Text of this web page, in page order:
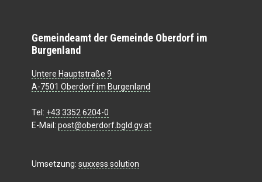
Gemeindeamt der Gemeinde Oberdorf im
Burgenland
Untere Hauptstraße 9
A-7501 Oberdorf im Burgenland
Tel: +43 3352 6204-0
E-Mail: post@oberdorf.bgld.gv.at
Umsetzung: suxxess solution